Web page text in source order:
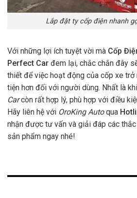
Lắp đặt ty cốp điện nhanh
Với những lợi ích tuyệt vời mà Cốp
Perfect Car đem lại, chắc chắn đây
thiết để việc hoạt động của cốp xe trở
tiện hơn đối với người dùng. Nhất là khi
Carcòn rất hợp lý, phù hợp với điều
Hãy liên hệ với OroKing Autoqua
nhận được tư vấn và giải đáp các
sản phẩm ngay nhé!